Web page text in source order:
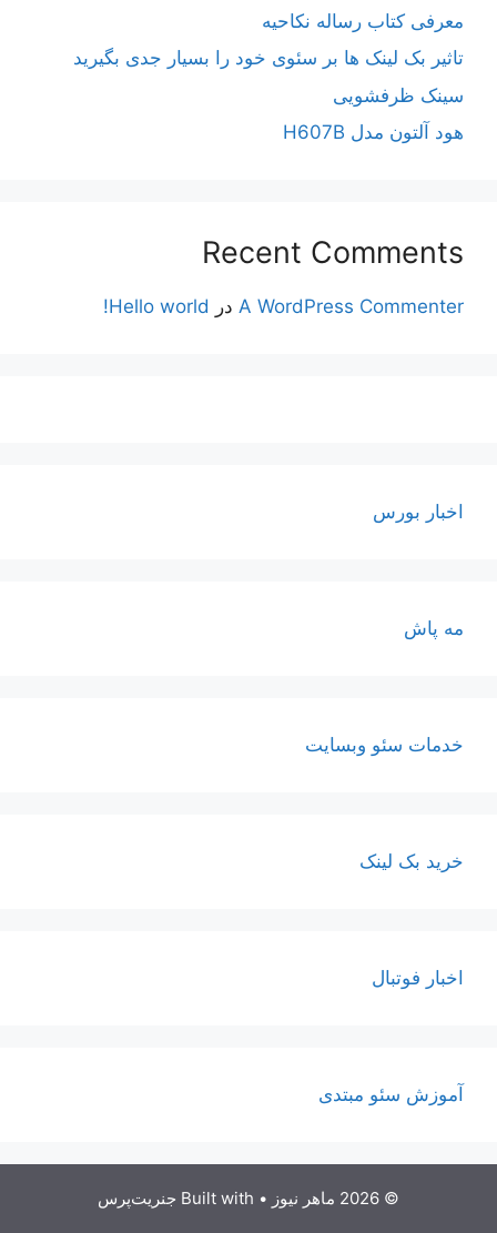
معرفی کتاب رساله نکاحیه
تاثیر بک لینک ها بر سئوی خود را بسیار جدی بگیرید
سینک ظرفشویی
هود آلتون مدل H607B
Recent Comments
A WordPress Commenter در Hello world!
اخبار بورس
مه پاش
خدمات سئو وبسایت
خرید بک لینک
اخبار فوتبال
آموزش سئو مبتدی
© 2026 ماهر نیوز • Built with جنریت‌پرس